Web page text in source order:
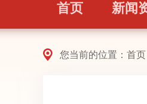
首页 新闻
您当前的位置： 首页